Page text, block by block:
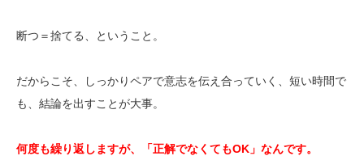
断つ＝捨てる、ということ。
だからこそ、しっかりペアで意志を伝え合っていく、短い時間で
も、結論を出すことが大事。
何度も繰り返しますが、「正解でなくてもOK」なんです。